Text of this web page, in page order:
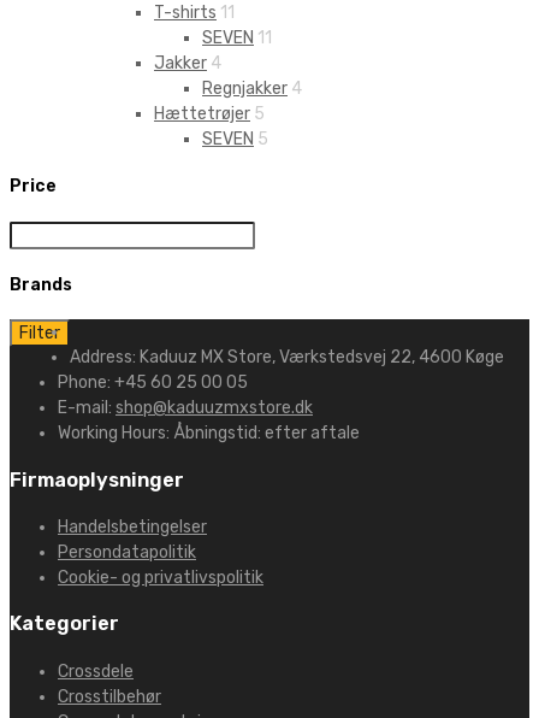
T-shirts 11
SEVEN 11
Jakker 4
Regnjakker 4
Hættetrøjer 5
SEVEN 5
Price
Brands
Filter
Address: Kaduuz MX Store, Værkstedsvej 22, 4600 Køge
Phone: +45 60 25 00 05
E-mail: shop@kaduuzmxstore.dk
Working Hours: Åbningstid: efter aftale
Firmaoplysninger
Handelsbetingelser
Persondatapolitik
Cookie- og privatlivspolitik
Kategorier
Crossdele
Crosstilbehør